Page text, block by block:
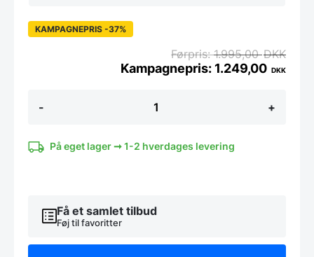
-
rundt
med
Antidug
antal
+
KAMPAGNEPRIS -37%
1.995,00DKK
1.249,00 DKK
På eget lager ➞ 1-2 hverdages levering
Få et samlet tilbud
Føj til favoritter